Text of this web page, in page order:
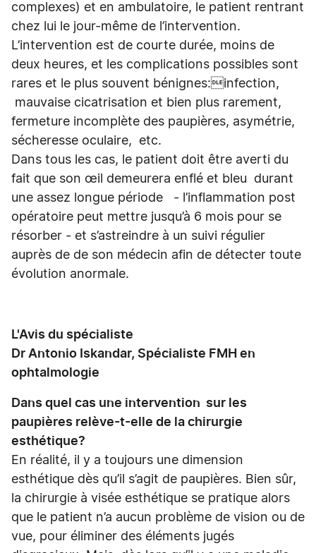
complexes) et en ambulatoire, le patient rentrant
chez lui le jour-même de l’intervention.
L’intervention est de courte durée, moins de
deux heures, et les complications possibles sont
rares et le plus souvent bénignes:infection,
mauvaise cicatrisation et bien plus rarement,
fermeture incomplète des paupières, asymétrie,
sécheresse oculaire, etc.
Dans tous les cas, le patient doit être averti du
fait que son œil demeurera enflé et bleu durant
une assez longue période - l’inflammation post
opératoire peut mettre jusqu’à 6 mois pour se
résorber - et s’astreindre à un suivi régulier
auprès de de son médecin afin de détecter toute
évolution anormale.
L'Avis du spécialiste
Dr Antonio Iskandar, Spécialiste FMH en
ophtalmologie
Dans quel cas une intervention sur les
paupières relève-t-elle de la chirurgie
esthétique?
En réalité, il y a toujours une dimension
esthétique dès qu’il s’agit de paupières. Bien sûr,
la chirurgie à visée esthétique se pratique alors
que le patient n’a aucun problème de vision ou de
vue, pour éliminer des éléments jugés